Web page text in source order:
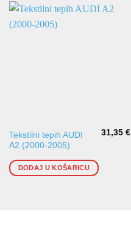
Tekstilni tepih AUDI
A2 (2000-2005)
31,35€
DODAJ U KOŠARICU